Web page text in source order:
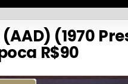
(1970
R$90